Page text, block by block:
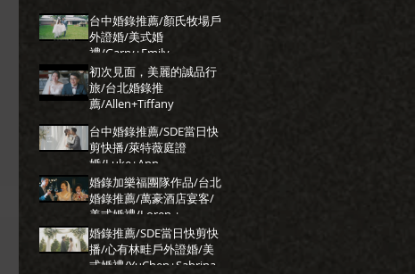
台中婚錄推薦/顏氏牧場戶
外證婚/美式婚
禮/Garry+Emily
初次見面，美麗的誠品行
旅/台北婚錄推
薦/Allen+Tiffany
台中婚錄推薦/SDE當日快
剪快播/萊特薇庭證
婚/Luke+Ann
婚錄加樂福團隊作品/台北
婚錄推薦/萬豪酒店宴客/
美式婚禮/Loren +
Katherine
婚錄推薦/SDE當日快剪快
播/心有林畦戶外證婚/美
式婚禮/YuChen+Sabrina